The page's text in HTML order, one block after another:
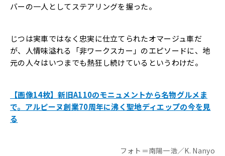
バーの一人としてステアリングを握った。
じつは実車ではなく忠実に仕立てられたオマージュ車だ
が、人情味溢れる「非ワークスカー」のエピソードに、地
元の人々はいつまでも熱狂し続けているというわけだ。
【画像14枚】新旧A110のモニュメントから名物グルメま
で。アルピーヌ創業70周年に沸く聖地ディエップの今を見
る
フォト＝南陽一浩／K. Nanyo